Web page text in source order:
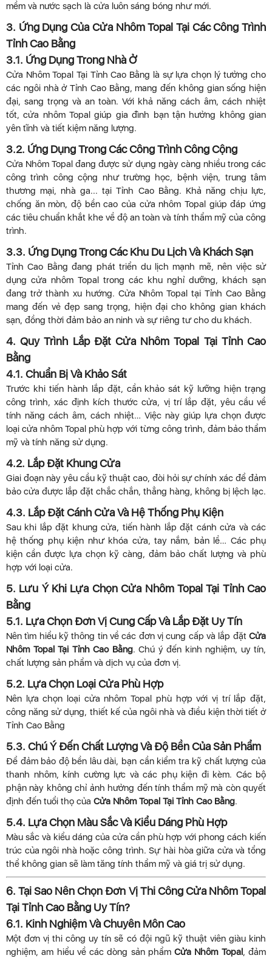
mềm và nước sạch là cửa luôn sáng bóng như mới.
3. Ứng Dụng Của Cửa Nhôm Topal Tại Các Công Trình
Tỉnh Cao Bằng
3.1. Ứng Dụng Trong Nhà Ở
Cửa Nhôm Topal Tại Tỉnh Cao Bằng là sự lựa chọn lý tưởng cho
các ngôi nhà ở Tỉnh Cao Bằng, mang đến không gian sống hiện
đại, sang trọng và an toàn. Với khả năng cách âm, cách nhiệt
tốt, cửa nhôm Topal giúp gia đình bạn tận hưởng không gian
yên tĩnh và tiết kiệm năng lượng.
3.2. Ứng Dụng Trong Các Công Trình Công Cộng
Cửa Nhôm Topal đang được sử dụng ngày càng nhiều trong các
công trình công cộng như trường học, bệnh viện, trung tâm
thương mại, nhà ga... tại Tỉnh Cao Bằng. Khả năng chịu lực,
chống ăn mòn, độ bền cao của cửa nhôm Topal giúp đáp ứng
các tiêu chuẩn khắt khe về độ an toàn và tính thẩm mỹ của công
trình.
3.3. Ứng Dụng Trong Các Khu Du Lịch Và Khách Sạn
Tỉnh Cao Bằng đang phát triển du lịch mạnh mẽ, nên việc sử
dụng cửa nhôm Topal trong các khu nghỉ dưỡng, khách sạn
đang trở thành xu hướng. Cửa Nhôm Topal tại Tỉnh Cao Bằng
mang đến vẻ đẹp sang trọng, hiện đại cho không gian khách
sạn, đồng thời đảm bảo an ninh và sự riêng tư cho du khách.
4. Quy Trình Lắp Đặt Cửa Nhôm Topal Tại Tỉnh Cao
Bằng
4.1. Chuẩn Bị Và Khảo Sát
Trước khi tiến hành lắp đặt, cần khảo sát kỹ lưỡng hiện trạng
công trình, xác định kích thước cửa, vị trí lắp đặt, yêu cầu về
tính năng cách âm, cách nhiệt… Việc này giúp lựa chọn được
loại cửa nhôm Topal phù hợp với từng công trình, đảm bảo thẩm
mỹ và tính năng sử dụng.
4.2. Lắp Đặt Khung Cửa
Giai đoạn này yêu cầu kỹ thuật cao, đòi hỏi sự chính xác để đảm
bảo cửa được lắp đặt chắc chắn, thẳng hàng, không bị lệch lạc.
4.3. Lắp Đặt Cánh Cửa Và Hệ Thống Phụ Kiện
Sau khi lắp đặt khung cửa, tiến hành lắp đặt cánh cửa và các
hệ thống phụ kiện như khóa cửa, tay nắm, bản lề… Các phụ
kiện cần được lựa chọn kỹ càng, đảm bảo chất lượng và phù
hợp với loại cửa.
5. Lưu Ý Khi Lựa Chọn Cửa Nhôm Topal Tại Tỉnh Cao
Bằng
5.1. Lựa Chọn Đơn Vị Cung Cấp Và Lắp Đặt Uy Tín
Nên tìm hiểu kỹ thông tin về các đơn vị cung cấp và lắp đặt Cửa
Nhôm Topal Tại Tỉnh Cao Bằng. Chú ý đến kinh nghiệm, uy tín,
chất lượng sản phẩm và dịch vụ của đơn vị.
5.2. Lựa Chọn Loại Cửa Phù Hợp
Nên lựa chọn loại cửa nhôm Topal phù hợp với vị trí lắp đặt,
công năng sử dụng, thiết kế của ngôi nhà và điều kiện thời tiết ở
Tỉnh Cao Bằng
5.3. Chú Ý Đến Chất Lượng Và Độ Bền Của Sản Phẩm
Để đảm bảo độ bền lâu dài, bạn cần kiểm tra kỹ chất lượng của
thanh nhôm, kính cường lực và các phụ kiện đi kèm. Các bộ
phận này không chỉ ảnh hưởng đến tính thẩm mỹ mà còn quyết
định đến tuổi thọ của Cửa Nhôm Topal Tại Tỉnh Cao Bằng.
5.4. Lựa Chọn Màu Sắc Và Kiểu Dáng Phù Hợp
Màu sắc và kiểu dáng của cửa cần phù hợp với phong cách kiến
trúc của ngôi nhà hoặc công trình. Sự hài hòa giữa cửa và tổng
thể không gian sẽ làm tăng tính thẩm mỹ và giá trị sử dụng.
6. Tại Sao Nên Chọn Đơn Vị Thi Công Cửa Nhôm Topal
Tại Tỉnh Cao Bằng Uy Tín?
6.1. Kinh Nghiệm Và Chuyên Môn Cao
Một đơn vị thi công uy tín sẽ có đội ngũ kỹ thuật viên giàu kinh
nghiệm, am hiểu về các dòng sản phẩmCửa Nhôm Topal, đảm